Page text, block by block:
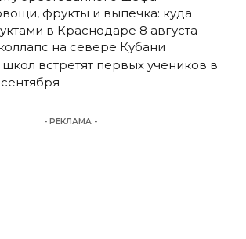
фрукты и выпечка: куда
в Краснодаре 8 августа
на севере Кубани
встретят первых учеников в
- РЕКЛАМА -